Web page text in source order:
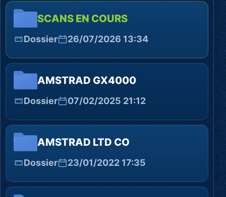
SCANS EN COURS
Dossier 26/07/2026 13:34
AMSTRAD GX4000
Dossier 07/02/2025 21:12
AMSTRAD LTD CO
Dossier 23/01/2022 17:35